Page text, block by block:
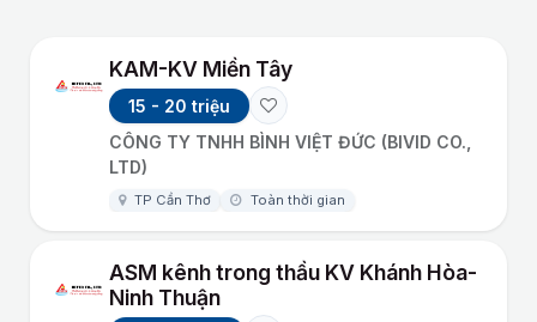
KAM-KV Miền Tây
15 - 20 triệu
CÔNG TY TNHH BÌNH VIỆT ĐỨC (BIVID CO.,
LTD)
TP Cần Thơ Toàn thời gian
ASM kênh trong thầu KV Khánh Hòa-
Ninh Thuận